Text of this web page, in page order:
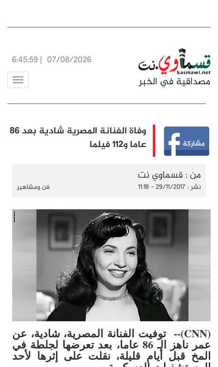
07/08/2026
|
6:46:00
Toggle
وفاة الفنانة المصرية شادية بعد 86
عاما و112 فيلما
من : قسماوي نت
نشر : 29/11/2017 - 11:18 فن ومشاهير
(CNN)-- توفيت الفنانة المصرية، شادية، عن
عمر ناهز الـ 86 عاما، بعد تعرضها لجلطة في
المخ قبل أيام قليلة، نقلت على إثرها لأحد